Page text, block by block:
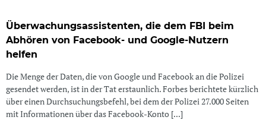
Überwachungsassistenten, die dem FBI beim
Abhören von Facebook- und Google-Nutzern
helfen
Die Menge der Daten, die von Google und Facebook an die Polizei
gesendet werden, ist in der Tat erstaunlich. Forbes berichtete kürzlich
über einen Durchsuchungsbefehl, bei dem der Polizei 27.000 Seiten
mit Informationen über das Facebook-Konto [...]